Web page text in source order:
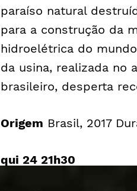
paraíso natural
para a construção da
hidroelétrica do
da usina, realizada no
brasileiro, desperta
Origem Brasil, 2017
qui 24 21h30